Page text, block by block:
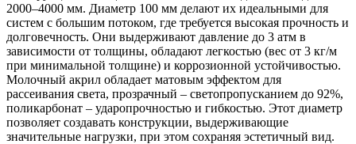
2000–4000 мм. Диаметр 100 мм делают их идеальными для
систем с большим потоком, где требуется высокая прочность и
долговечность. Они выдерживают давление до 3 атм в
зависимости от толщины, обладают легкостью (вес от 3 кг/м
при минимальной толщине) и коррозионной устойчивостью.
Молочный акрил обладает матовым эффектом для
рассеивания света, прозрачный – светопропусканием до 92%,
поликарбонат – ударопрочностью и гибкостью. Этот диаметр
позволяет создавать конструкции, выдерживающие
значительные нагрузки, при этом сохраняя эстетичный вид.